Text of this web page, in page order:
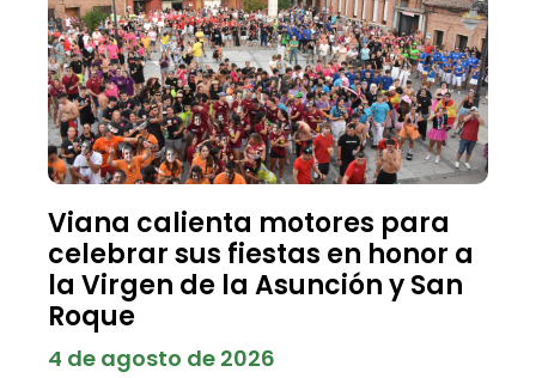
Viana calienta motores para
celebrar sus fiestas en honor a
la Virgen de la Asunción y San
Roque
4 de agosto de 2026